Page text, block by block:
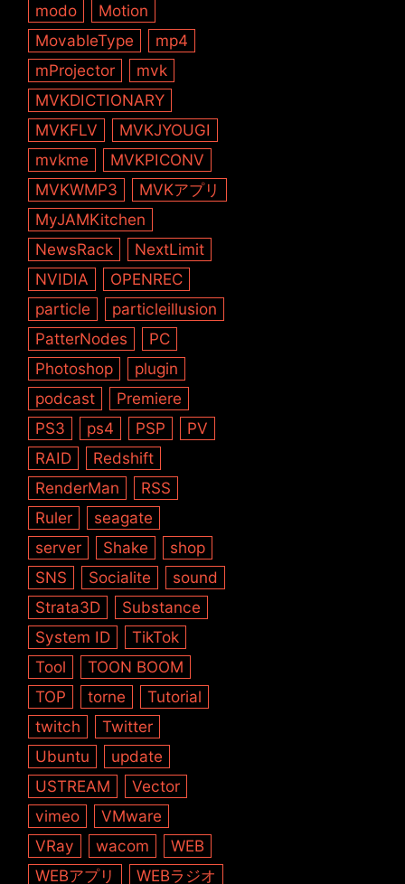
modo
Motion
MovableType
mp4
mProjector
mvk
MVKDICTIONARY
MVKFLV
MVKJYOUGI
mvkme
MVKPICONV
MVKWMP3
MVKアプリ
MyJAMKitchen
NewsRack
NextLimit
NVIDIA
OPENREC
particle
particleillusion
PatterNodes
PC
Photoshop
plugin
podcast
Premiere
PS3
ps4 PSP
PV
RAID
Redshift
RenderMan
RSS
Ruler
seagate
server
Shake
shop
SNS
Socialite
sound
Strata3D
Substance
System ID
TikTok
Tool
TOON BOOM
TOP
torne
Tutorial
twitch
Twitter
Ubuntu
update
USTREAM
Vector
vimeo
VMware
VRay
wacom
WEB
WEBアプリ
WEBラジオ